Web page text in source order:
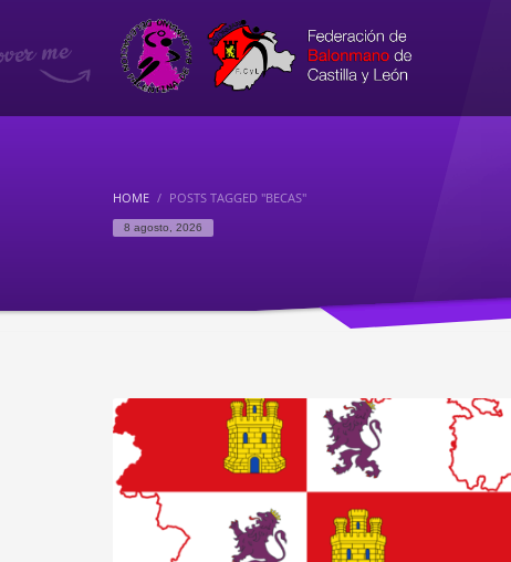
HOME POSTS TAGGED "BECAS"
8 agosto, 2026